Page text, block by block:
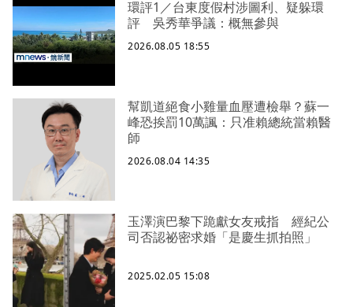
環評1／台東度假村涉圖利、疑躲環
評 吳秀華爭議：概無參與
2026.08.05 18:55
幫凱道絕食小雞量血壓遭檢舉？蘇一
峰恐挨罰10萬諷：只准賴總統當賴醫
師
2026.08.04 14:35
玉澤演巴黎下跪獻女友戒指 經紀公
司否認祕密求婚「是慶生抓拍照」
2025.02.05 15:08